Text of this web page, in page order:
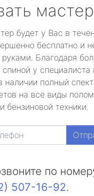
будет у Вас в
бесплатно и
Благодаря
у специалиста
наличии полный
на все виды
бензиновой техники.
по
507-16-92.